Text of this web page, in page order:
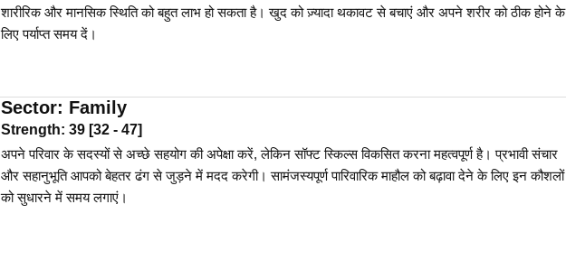
शारीरिक और मानसिक स्थिति को बहुत लाभ हो सकता है। खुद को ज़्यादा थकावट से बचाएं और अपने शरीर को ठीक होने के
लिए पर्याप्त समय दें।
Sector: Family
Strength: 39 [32 - 47]
अपने परिवार के सदस्यों से अच्छे सहयोग की अपेक्षा करें, लेकिन सॉफ्ट स्किल्स विकसित करना महत्वपूर्ण है। प्रभावी संचार
और सहानुभूति आपको बेहतर ढंग से जुड़ने में मदद करेगी। सामंजस्यपूर्ण पारिवारिक माहौल को बढ़ावा देने के लिए इन कौशलों
को सुधारने में समय लगाएं।